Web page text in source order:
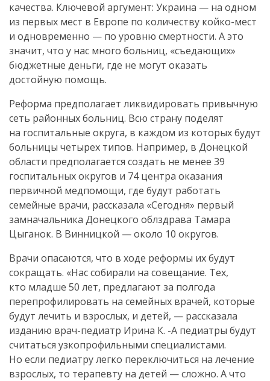
качества. Ключевой аргумент: Украина — на одном
из первых мест в Европе по количеству койко-мест
и одновременно — по уровню смертности. А это
значит, что у нас много больниц, «съедающих»
бюджетные деньги, где не могут оказать
достойную помощь.
Реформа предполагает ликвидировать привычную
сеть районных больниц. Всю страну поделят
на госпитальные округа, в каждом из которых будут
больницы четырех типов. Например, в Донецкой
области предполагается создать не менее 39
госпитальных округов и 74 центра оказания
первичной медпомощи, где будут работать
семейные врачи, рассказала «Сегодня» первый
замначальника Донецкого облздрава Тамара
Цыганок. В Винницкой — около 10 округов.
Врачи опасаются, что в ходе реформы их будут
сокращать. «Нас собирали на совещание. Тех,
кто младше 50 лет, предлагают за полгода
перепрофилировать на семейных врачей, которые
будут лечить и взрослых, и детей, — рассказала
изданию врач-педиатр Ирина К. -А педиатры будут
считаться узкопрофильными специалистами.
Но если педиатру легко переключиться на лечение
взрослых, то терапевту на детей — сложно. А что